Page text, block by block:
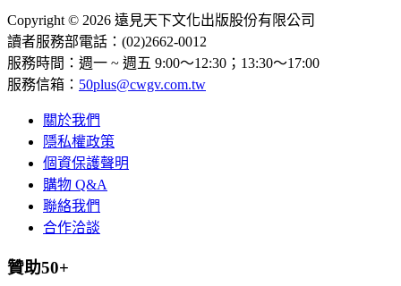
Copyright © 2026 遠見天下文化出版股份有限公司
讀者服務部電話：(02)2662-0012
服務時間：週一 ~ 週五 9:00～12:30；13:30～17:00
服務信箱： 50plus@cwgv.com.tw
關於我們
隱私權政策
個資保護聲明
購物 Q&A
聯絡我們
合作洽談
贊助50+